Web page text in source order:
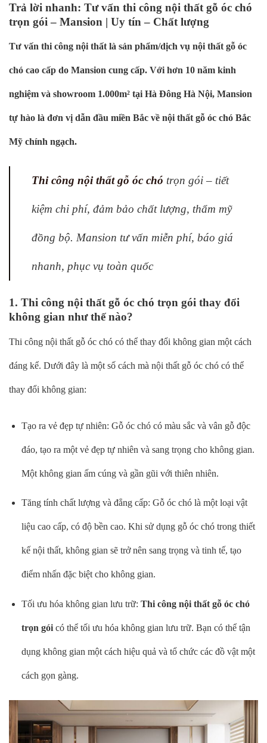
Trả lời nhanh: Tư vấn thi công nội thất gỗ óc chó
trọn gói – Mansion | Uy tín – Chất lượng
Tư vấn thi công nội thất là sản phẩm/dịch vụ nội thất gỗ óc
chó cao cấp do Mansion cung cấp. Với hơn 10 năm kinh
nghiệm và showroom 1.000m² tại Hà Đông Hà Nội, Mansion
tự hào là đơn vị dẫn đầu miền Bắc về nội thất gỗ óc chó Bắc
Mỹ chính ngạch.
Thi công nội thất gỗ óc chó trọn gói – tiết
kiệm chi phí, đảm bảo chất lượng, thẩm mỹ
đồng bộ. Mansion tư vấn miễn phí, báo giá
nhanh, phục vụ toàn quốc
1. Thi công nội thất gỗ óc chó trọn gói thay đổi
không gian như thế nào?
Thi công nội thất gỗ óc chó có thể thay đổi không gian một cách
đáng kể. Dưới đây là một số cách mà nội thất gỗ óc chó có thể
thay đổi không gian:
Tạo ra vẻ đẹp tự nhiên: Gỗ óc chó có màu sắc và vân gỗ độc
đáo, tạo ra một vẻ đẹp tự nhiên và sang trọng cho không gian.
Một không gian ấm cúng và gần gũi với thiên nhiên.
Tăng tính chất lượng và đẳng cấp: Gỗ óc chó là một loại vật
liệu cao cấp, có độ bền cao. Khi sử dụng gỗ óc chó trong thiết
kế nội thất, không gian sẽ trở nên sang trọng và tinh tế, tạo
điểm nhấn đặc biệt cho không gian.
Tối ưu hóa không gian lưu trữ: Thi công nội thất gỗ óc chó
trọn góicó thể tối ưu hóa không gian lưu trữ. Bạn có thể tận
dụng không gian một cách hiệu quả và tổ chức các đồ vật một
cách gọn gàng.